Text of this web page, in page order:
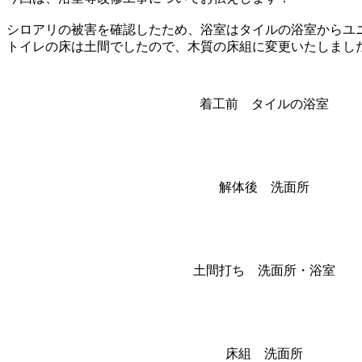
シロアリの被害を確認したため、浴室はタイルの浴室からユ
トイレの床は土間でしたので、木質の床組に変更いたしまし
着工前 タイルの浴室
解体後 洗面所
土間打ち 洗面所・浴室
床組 洗面所